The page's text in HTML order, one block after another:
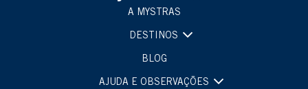
A MYSTRAS
DESTINOS
BLOG
AJUDA E OBSERVAÇÕES